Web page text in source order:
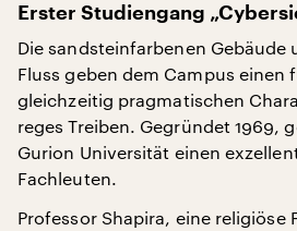
Erster Studiengang
Die sandsteinfarbenen Gebäude
Fluss geben dem Campus
gleichzeitig pragmatischen
reges Treiben. Gegründet 1969,
Gurion Universität einen
Fachleuten.
Professor Shapira, eine religiöse